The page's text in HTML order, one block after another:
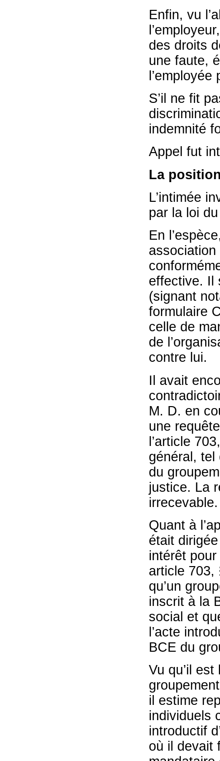
Enfin, vu
des droits
une faute,
S’il ne fit
indemnité
Appel fut
La
L’intimée
par la loi
En
effective. Il
(signant
formulaire
celle de
de
contre lui.
Il avait
M. D. en
une
l’article
général, tel
du
justice. La
irrecevable.
Quant à
était
intérêt
article 703,
qu’un
inscrit à la
social et
l’acte
BCE du
Vu qu’il
il estime
individuels
introductif
où il devait